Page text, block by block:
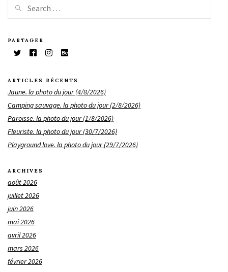
PARTAGER
ARTICLES RÉCENTS
Jaune. la photo du jour (4/8/2026)
Camping sauvage. la photo du jour (2/8/2026)
Paroisse. la photo du jour (1/8/2026)
Fleuriste. la photo du jour (30/7/2026)
Playground love. la photo du jour (29/7/2026)
ARCHIVES
août 2026
juillet 2026
juin 2026
mai 2026
avril 2026
mars 2026
février 2026